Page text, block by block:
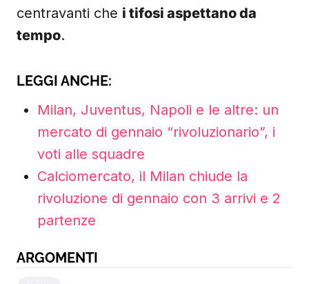
centravanti che i tifosi aspettano da
tempo.
LEGGI ANCHE:
Milan, Juventus, Napoli e le altre: un
mercato di gennaio “rivoluzionario”, i
voti alle squadre
Calciomercato, il Milan chiude la
rivoluzione di gennaio con 3 arrivi e 2
partenze
ARGOMENTI